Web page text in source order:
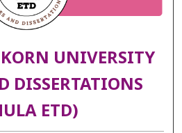
UNIVERSITY
DISSERTATIONS
ETD)